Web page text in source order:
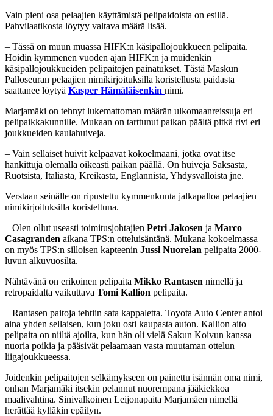
Vain pieni osa pelaajien käyttämistä pelipaidoista on esillä.
Pahvilaatikosta löytyy valtava määrä lisää.
– Tässä on muun muassa HIFK:n käsipallojoukkueen pelipaita.
Hoidin kymmenen vuoden ajan HIFK:n ja muidenkin
käsipallojoukkueiden pelipaitojen painatukset. Tästä Maskun
Palloseuran pelaajien nimikirjoituksilla koristellusta paidasta
saattanee löytyä Kasper Hämäläisenkin nimi.
Marjamäki on tehnyt lukemattoman määrän ulkomaanreissuja eri
pelipaikkakunnille. Mukaan on tarttunut paikan päältä pitkä rivi eri
joukkueiden kaulahuiveja.
– Vain sellaiset huivit kelpaavat kokoelmaani, jotka ovat itse
hankittuja olemalla oikeasti paikan päällä. On huiveja Saksasta,
Ruotsista, Italiasta, Kreikasta, Englannista, Yhdysvalloista jne.
Verstaan seinälle on ripustettu kymmenkunta jalkapalloa pelaajien
nimikirjoituksilla koristeltuna.
– Olen ollut useasti toimitusjohtajien Petri Jakosen ja Marco
Casagranden aikana TPS:n otteluisäntänä. Mukana kokoelmassa
on myös TPS:n silloisen kapteenin Jussi Nuorelan pelipaita 2000-
luvun alkuvuosilta.
Nähtävänä on erikoinen pelipaita Mikko Rantasen nimellä ja
retropaidalta vaikuttava Tomi Kallion pelipaita.
– Rantasen paitoja tehtiin sata kappaletta. Toyota Auto Center antoi
aina yhden sellaisen, kun joku osti kaupasta auton. Kallion aito
pelipaita on niiltä ajoilta, kun hän oli vielä Sakun Koivun kanssa
nuoria poikia ja pääsivät pelaamaan vasta muutaman ottelun
liigajoukkueessa.
Joidenkin pelipaitojen selkämykseen on painettu isännän oma nimi,
onhan Marjamäki itsekin pelannut nuorempana jääkiekkoa
maalivahtina. Sinivalkoinen Leijonapaita Marjamäen nimellä
herättää kylläkin epäilyn.